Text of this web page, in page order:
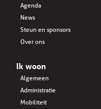
Agenda
News
Steun en sponsors
Over ons
Ik woon
Algemeen
Administratie
Mobiliteit